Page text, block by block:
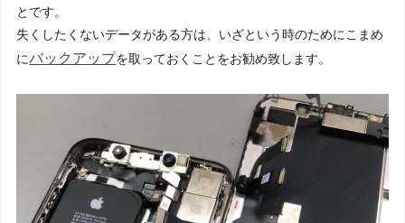
とです。
失くしたくないデータがある方は、いざという時のためにこまめ
にバックアップを取っておくことをお勧め致します。